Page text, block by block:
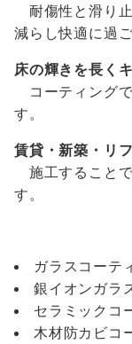
耐傷性と滑り
減らし快適に過ご
床の輝きを長く
コーティング
す。
賃貸・新築・リ
施工すること
す。
ガラスコーテ
銀イオンガラ
セラミックコ
木材防カビコ